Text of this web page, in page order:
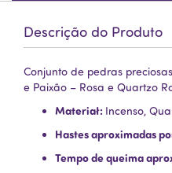
Descrição do Produto
Conjunto de pedras
e Paixão – Rosa e Quartzo
Materiał: Incenso,
Hastes aproximadas
Tempo de queima